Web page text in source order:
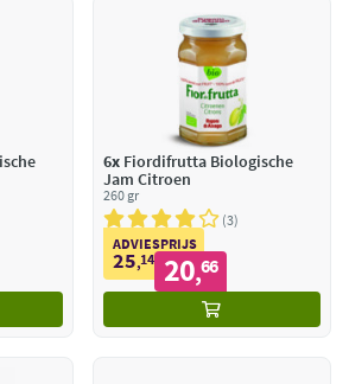
6xFiordifrutta Biologische
Jam Citroen
260 gr
3
ADVIESPRIJS
25,14 20,66